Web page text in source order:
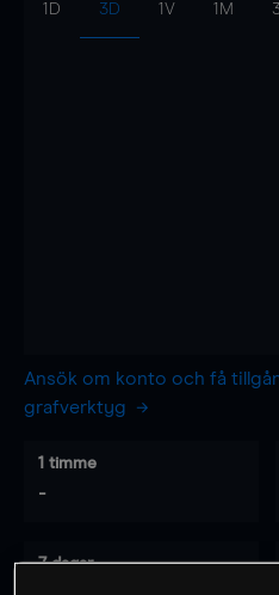
1D 3D 1V 1M
Ansök om konto och få
grafverktyg
1 timme
-
7 dagar